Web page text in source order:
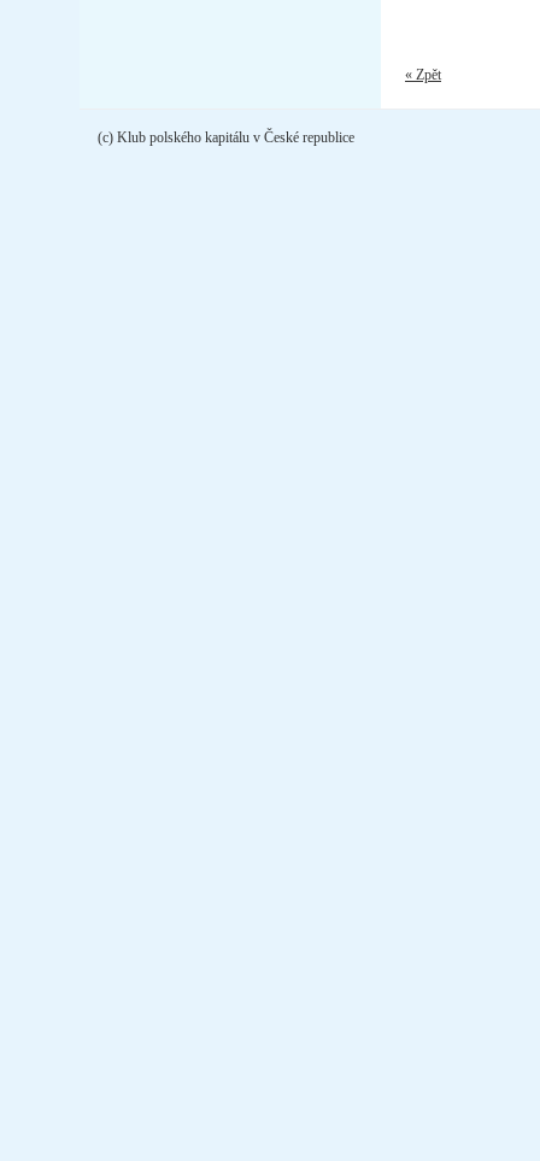
« Zpět
(c) Klub polského kapitálu v České republice